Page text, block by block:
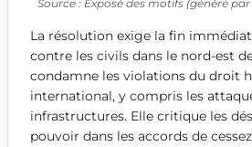
Get Involved
Become a member:Join us to
Volunteer:Contribute your skills
Support democracy:
Help us
Source : Exposé des motifs (généré par
La résolution exige la fin
contre les civils dans le nord-est
condamne les violations du droit
international, y compris les
infrastructures. Elle critique les
pouvoir dans les accords de